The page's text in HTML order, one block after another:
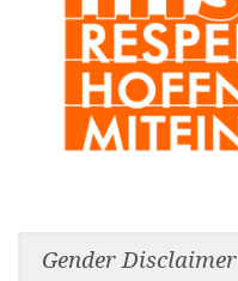
Gender Disclaimer